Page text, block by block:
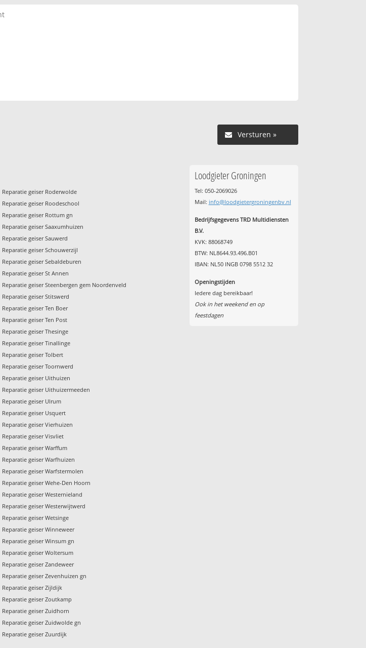
Versturen »
Reparatie geiser Roderwolde
Reparatie geiser Roodeschool
Reparatie geiser Rottum gn
Reparatie geiser Saaxumhuizen
Reparatie geiser Sauwerd
Reparatie geiser Schouwerzijl
Reparatie geiser Sebaldeburen
Reparatie geiser St Annen
Reparatie geiser Steenbergen gem Noordenveld
Reparatie geiser Stitswerd
Reparatie geiser Ten Boer
Reparatie geiser Ten Post
Reparatie geiser Thesinge
Reparatie geiser Tinallinge
Reparatie geiser Tolbert
Reparatie geiser Toornwerd
Reparatie geiser Uithuizen
Reparatie geiser Uithuizermeeden
Reparatie geiser Ulrum
Reparatie geiser Usquert
Reparatie geiser Vierhuizen
Reparatie geiser Visvliet
Reparatie geiser Warffum
Reparatie geiser Warfhuizen
Reparatie geiser Warfstermolen
Reparatie geiser Wehe-Den Hoorn
Reparatie geiser Westernieland
Reparatie geiser Westerwijtwerd
Reparatie geiser Wetsinge
Reparatie geiser Winneweer
Reparatie geiser Winsum gn
Reparatie geiser Woltersum
Reparatie geiser Zandeweer
Reparatie geiser Zevenhuizen gn
Reparatie geiser Zijldijk
Reparatie geiser Zoutkamp
Reparatie geiser Zuidhorn
Reparatie geiser Zuidwolde gn
Reparatie geiser Zuurdijk
Loodgieter Groningen
Tel: 050-2069026
Mail: info@loodgietergroningenbv.nl
Bedrijfsgegevens TRD Multidiensten
B.V.
KVK: 88068749
BTW: NL8644.93.496.B01
IBAN: NL50 INGB 0798 5512 32
Openingstijden
Iedere dag bereikbaar!
Ook in het weekend en op
feestdagen